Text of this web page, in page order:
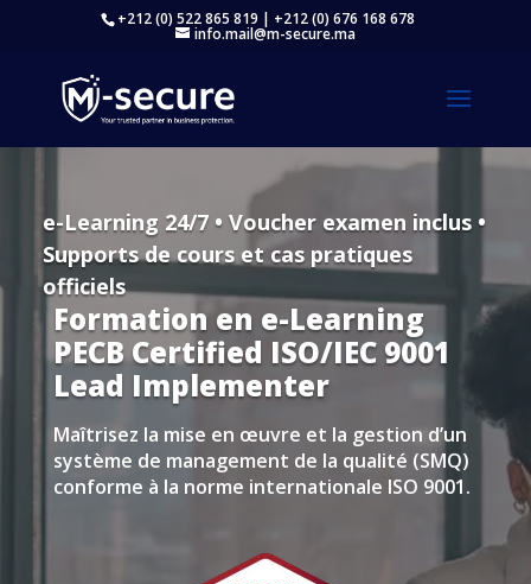
+212 (0) 522 865 819 | +212 (0) 676 168 678
info.mail@m-secure.ma
e-Learning 24/7 • Voucher examen inclus •
Supports de cours et cas pratiques
officiels
Formation en e-Learning
PECB Certified ISO/IEC 9001
Lead Implementer
Maîtrisez la mise en œuvre et la gestion d’un
système de management de la qualité (SMQ)
conforme à la norme internationale ISO 9001.